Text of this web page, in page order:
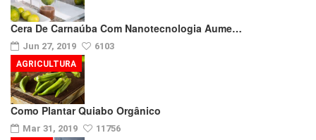
Cera De Carnaúba Com Nanotecnologia Aume…
Jun 27, 2019 6103
Como Plantar Quiabo Orgânico
Mar 31, 2019 11756
AGRICULTURA